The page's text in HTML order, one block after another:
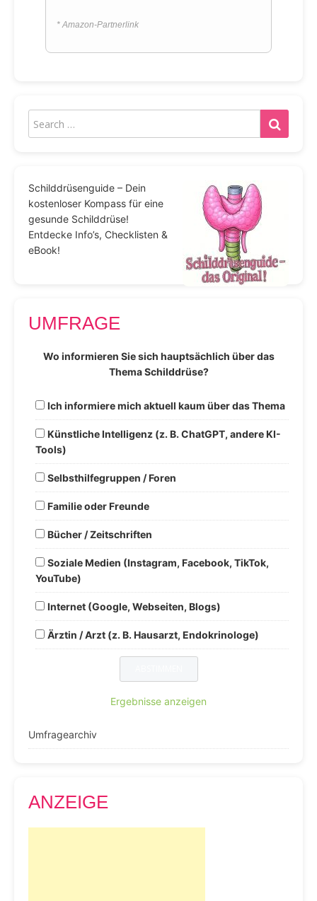
* Amazon-Partnerlink
Schilddrüsenguide – Dein
kostenloser Kompass für eine
gesunde Schilddrüse!
Entdecke Info’s, Checklisten &
eBook!
UMFRAGE
Wo informieren Sie sich hauptsächlich über das
Thema Schilddrüse?
Ich informiere mich aktuell kaum über das Thema
Künstliche Intelligenz (z. B. ChatGPT, andere KI-
Tools)
Selbsthilfegruppen / Foren
Familie oder Freunde
Bücher / Zeitschriften
Soziale Medien (Instagram, Facebook, TikTok,
YouTube)
Internet (Google, Webseiten, Blogs)
Ärztin / Arzt (z. B. Hausarzt, Endokrinologe)
Ergebnisse anzeigen
Umfragearchiv
ANZEIGE